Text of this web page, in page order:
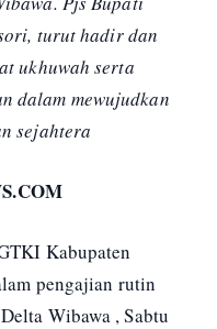
turut hadir dan
ukhuwah serta
dalam mewujudkan
sejahtera
Kabupaten
pengajian rutin
Wibawa , Sabtu